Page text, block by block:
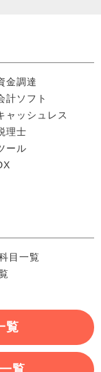
金調達
計ソフト
ャッシュレス
理士
ール
目一覧
覧
覧